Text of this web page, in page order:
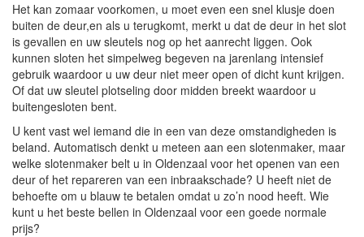
Het kan zomaar voorkomen, u moet even een snel klusje doen
buiten de deur,en als u terugkomt, merkt u dat de deur in het slot
is gevallen en uw sleutels nog op het aanrecht liggen. Ook
kunnen sloten het simpelweg begeven na jarenlang intensief
gebruik waardoor u uw deur niet meer open of dicht kunt krijgen.
Of dat uw sleutel plotseling door midden breekt waardoor u
buitengesloten bent.
U kent vast wel iemand die in een van deze omstandigheden is
beland. Automatisch denkt u meteen aan een slotenmaker, maar
welke slotenmaker belt u in Oldenzaal voor het openen van een
deur of het repareren van een inbraakschade? U heeft niet de
behoefte om u blauw te betalen omdat u zo’n nood heeft. Wie
kunt u het beste bellen in Oldenzaal voor een goede normale
prijs?